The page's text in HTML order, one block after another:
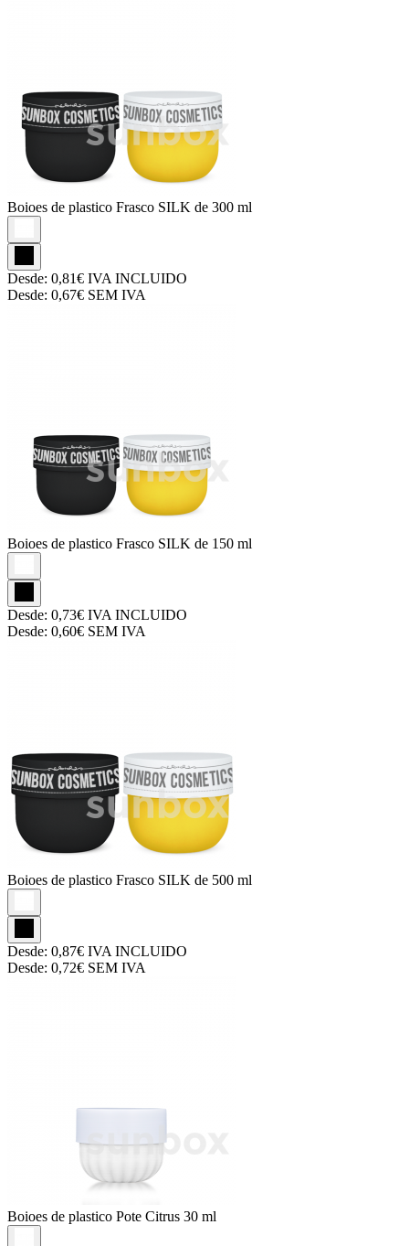
Boioes de plastico Frasco SILK de 300 ml
Desde: 0,81€ IVA INCLUIDO
Desde: 0,67€ SEM IVA
Boioes de plastico Frasco SILK de 150 ml
Desde: 0,73€ IVA INCLUIDO
Desde: 0,60€ SEM IVA
Boioes de plastico Frasco SILK de 500 ml
Desde: 0,87€ IVA INCLUIDO
Desde: 0,72€ SEM IVA
Boioes de plastico Pote Citrus 30 ml